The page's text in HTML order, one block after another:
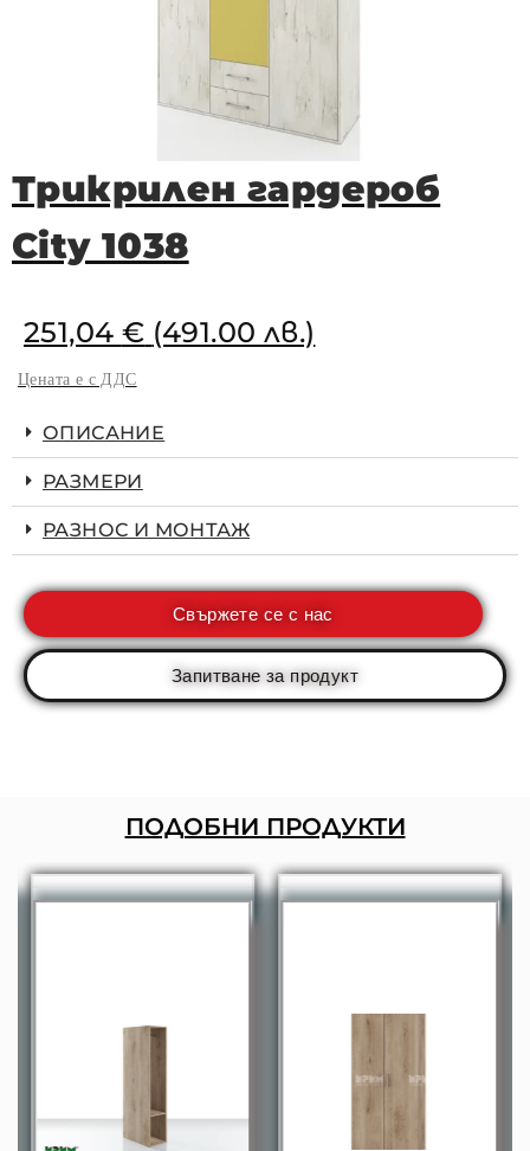
Трикрилен гардероб
City 1038
251,04 € (491.00 лв.)
Цената е с ДДС
ОПИСАНИЕ
РАЗМЕРИ
РАЗНОС И МОНТАЖ
Свържете се с нас
Запитване за продукт
ПОДОБНИ ПРОДУКТИ